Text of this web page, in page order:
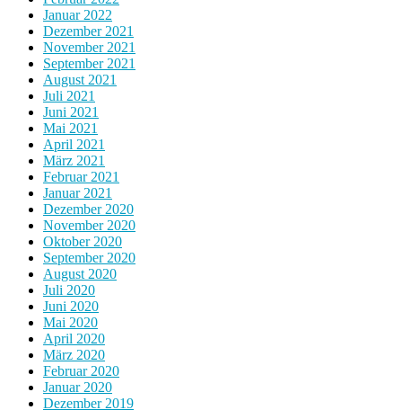
Januar 2022
Dezember 2021
November 2021
September 2021
August 2021
Juli 2021
Juni 2021
Mai 2021
April 2021
März 2021
Februar 2021
Januar 2021
Dezember 2020
November 2020
Oktober 2020
September 2020
August 2020
Juli 2020
Juni 2020
Mai 2020
April 2020
März 2020
Februar 2020
Januar 2020
Dezember 2019